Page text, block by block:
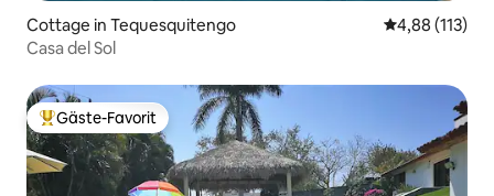
Cottage in Tequesquitengo
4,88 (113)
Casa del Sol
Beliebter Gäste-Favorit.
Gäste-Favorit